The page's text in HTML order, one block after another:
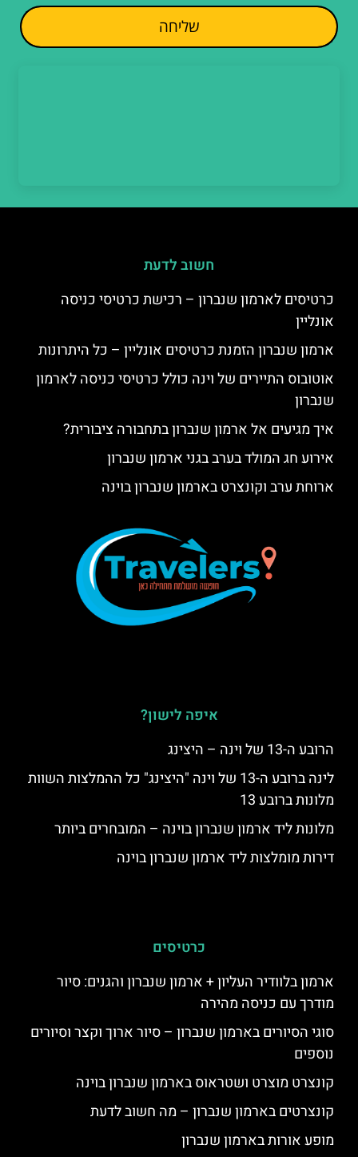
שליחה
חשוב לדעת
כרטיסים לארמון שנברון – רכישת כרטיסי כניסה
אונליין
ארמון שנברון הזמנת כרטיסים אונליין – כל היתרונות
אוטובוס התיירים של וינה כולל כרטיסי כניסה לארמון
שנברון
איך מגיעים אל ארמון שנברון בתחבורה ציבורית?
אירוע חג המולד בערב בגני ארמון שנברון
ארוחת ערב וקונצרט בארמון שנברון בוינה
איפה לישון?
הרובע ה-13 של וינה – היצינג
לינה ברובע ה-13 של וינה "היצינג" כל ההמלצות השוות
מלונות ברובע 13
מלונות ליד ארמון שנברון בוינה – המובחרים ביותר
דירות מומלצות ליד ארמון שנברון בוינה
כרטיסים
ארמון בלוודיר העליון + ארמון שנברון והגנים: סיור
מודרך עם כניסה מהירה
סוגי הסיורים בארמון שנברון – סיור ארוך וקצר וסיורים
נוספים
קונצרט מוצרט ושטראוס בארמון שנברון בוינה
קונצרטים בארמון שנברון – מה חשוב לדעת
מופע אורות בארמון שנברון